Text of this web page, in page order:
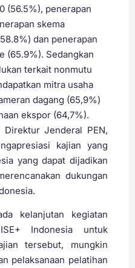
(56.5%), penerapan
skema
dan penerapan
(65.9%). Sedangkan
terkait nonmutu
mitra usaha
dagang (65,9%)
ekspor (64,7%).
Jenderal PEN,
kajian yang
yang dapat dijadikan
dukungan
kelanjutan kegiatan
Indonesia untuk
tersebut, mungkin
pelaksanaan pelatihan